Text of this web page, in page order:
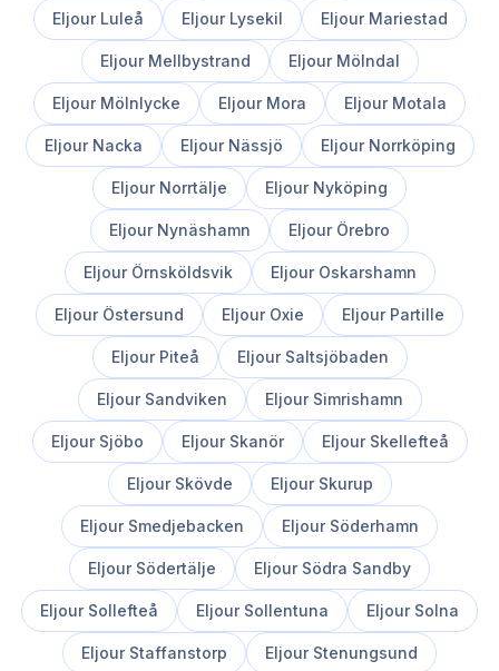
Eljour Luleå Eljour Lysekil Eljour Mariestad
Eljour Mellbystrand Eljour Mölndal
Eljour Mölnlycke Eljour Mora Eljour Motala
Eljour Nacka Eljour Nässjö Eljour Norrköping
Eljour Norrtälje Eljour Nyköping
Eljour Nynäshamn Eljour Örebro
Eljour Örnsköldsvik Eljour Oskarshamn
Eljour Östersund Eljour Oxie Eljour Partille
Eljour Piteå Eljour Saltsjöbaden
Eljour Sandviken Eljour Simrishamn
Eljour Sjöbo Eljour Skanör Eljour Skellefteå
Eljour Skövde Eljour Skurup
Eljour Smedjebacken Eljour Söderhamn
Eljour Södertälje Eljour Södra Sandby
Eljour Sollefteå Eljour Sollentuna Eljour Solna
Eljour Staffanstorp Eljour Stenungsund